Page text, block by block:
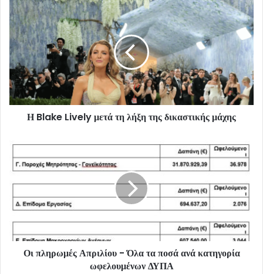
Η Blake Lively μετά τη λήξη της δικαστικής μάχης
Οι πληρωμές Απριλίου - Όλα τα ποσά ανά κατηγορία
ωφελουμένων ΔΥΠΑ